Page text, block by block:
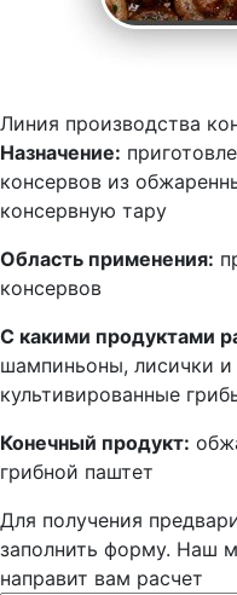
Линия производства
Назначение:
консервов из
консервную тару
Область применения:
консервов
С какими продуктами
шампиньоны, лисички
культивированные
Конечный продукт:
грибной паштет
Для получения
заполнить форму. Наш
направит вам расчет